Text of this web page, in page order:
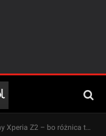
Z2 – bo różnica tkwi w szczegółach i muzycznych bitach Jacksona